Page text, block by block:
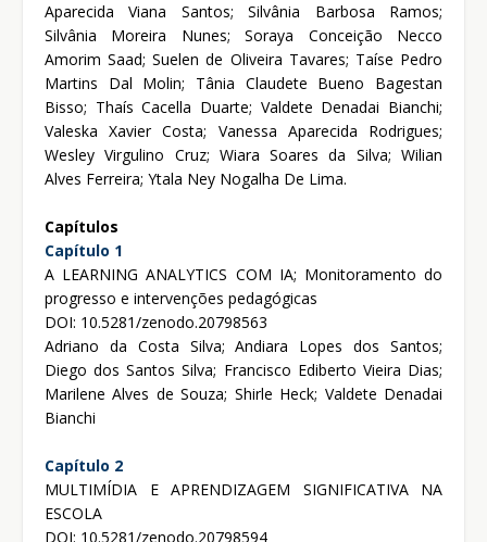
Aparecida Viana Santos; Silvânia Barbosa Ramos;
Silvânia Moreira Nunes; Soraya Conceição Necco
Amorim Saad; Suelen de Oliveira Tavares; Taíse Pedro
Martins Dal Molin; Tânia Claudete Bueno Bagestan
Bisso; Thaís Cacella Duarte; Valdete Denadai Bianchi;
Valeska Xavier Costa; Vanessa Aparecida Rodrigues;
Wesley Virgulino Cruz; Wiara Soares da Silva; Wilian
Alves Ferreira; Ytala Ney Nogalha De Lima.
Capítulos
Capítulo 1
A LEARNING ANALYTICS COM IA; Monitoramento do
progresso e intervenções pedagógicas
DOI: 10.5281/zenodo.20798563
Adriano da Costa Silva; Andiara Lopes dos Santos;
Diego dos Santos Silva; Francisco Ediberto Vieira Dias;
Marilene Alves de Souza; Shirle Heck; Valdete Denadai
Bianchi
Capítulo 2
MULTIMÍDIA E APRENDIZAGEM SIGNIFICATIVA NA
ESCOLA
DOI: 10.5281/zenodo.20798594